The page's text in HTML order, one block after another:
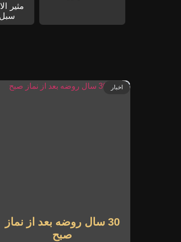
مثیر
اخبار
30 سال روضه بعد از نماز
صبح